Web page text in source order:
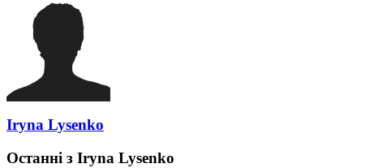
Iryna Lysenko
Останні з Iryna Lysenko